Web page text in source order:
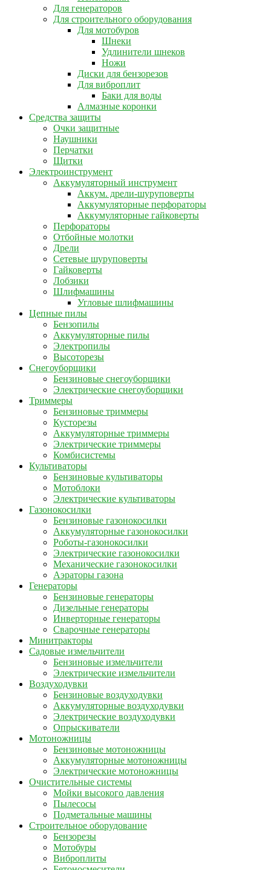
Для генераторов
Для строительного оборудования
Для мотобуров
Шнеки
Удлинители шнеков
Ножи
Диски для бензорезов
Для виброплит
Баки для воды
Алмазные коронки
Средства защиты
Очки защитные
Наушники
Перчатки
Щитки
Электроинструмент
Аккумуляторный инструмент
Аккум. дрели-шуруповерты
Аккумуляторные перфораторы
Аккумуляторные гайковерты
Перфораторы
Отбойные молотки
Дрели
Сетевые шуруповерты
Гайковерты
Лобзики
Шлифмашины
Угловые шлифмашины
Цепные пилы
Бензопилы
Аккумуляторные пилы
Электропилы
Высоторезы
Снегоуборщики
Бензиновые снегоуборщики
Электрические снегоуборщики
Триммеры
Бензиновые триммеры
Кусторезы
Аккумуляторные триммеры
Электрические триммеры
Комбисистемы
Культиваторы
Бензиновые культиваторы
Мотоблоки
Электрические культиваторы
Газонокосилки
Бензиновые газонокосилки
Аккумуляторные газонокосилки
Роботы-газонокосилки
Электрические газонокосилки
Механические газонокосилки
Аэраторы газона
Генераторы
Бензиновые генераторы
Дизельные генераторы
Инверторные генераторы
Сварочные генераторы
Минитракторы
Садовые измельчители
Бензиновые измельчители
Электрические измельчители
Воздуходувки
Бензиновые воздуходувки
Аккумуляторные воздуходувки
Электрические воздуходувки
Опрыскиватели
Мотоножницы
Бензиновые мотоножницы
Аккумуляторные мотоножницы
Электрические мотоножницы
Очистительные системы
Мойки высокого давления
Пылесосы
Подметальные машины
Строительное оборудование
Бензорезы
Мотобуры
Виброплиты